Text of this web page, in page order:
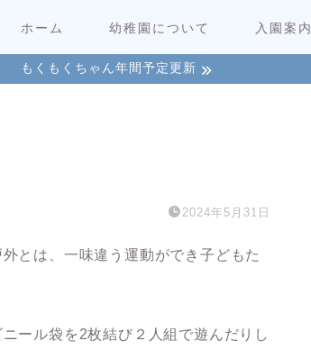
ホーム 幼稚園について 入園案内
もくもくちゃん年間予定更新
2024年5月31日
とは、一味違う運動ができ子どもた
ール袋を2枚結び２人組で遊んだりし